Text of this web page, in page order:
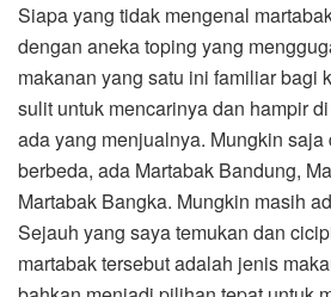
Siapa yang tidak mengenal
dengan aneka toping yang
makanan yang satu ini familiar bagi
sulit untuk mencarinya dan hampir
ada yang menjualnya. Mungkin saja
berbeda, ada Martabak Bandung,
Martabak Bangka. Mungkin masih
Sejauh yang saya temukan dan
martabak tersebut adalah jenis